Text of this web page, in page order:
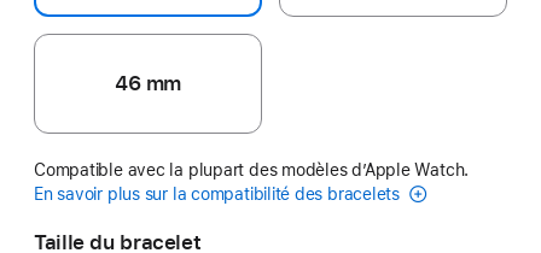
46 mm
Compatible avec la plupart des modèles d’Apple Watch.
En savoir plus sur la compatibilité des bracelets
Taille du bracelet